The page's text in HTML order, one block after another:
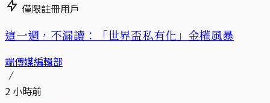
僅限註冊用戶
這一週，不漏讀：「世界盃私有化」金權風暴
端傳媒編輯部
2 小時前